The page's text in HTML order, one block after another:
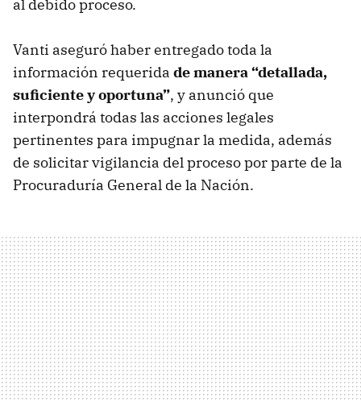
al debido proceso.
Vanti aseguró haber entregado toda la
información requerida de manera “detallada,
suficiente y oportuna”, y anunció que
interpondrá todas las acciones legales
pertinentes para impugnar la medida, además
de solicitar vigilancia del proceso por parte de la
Procuraduría General de la Nación.